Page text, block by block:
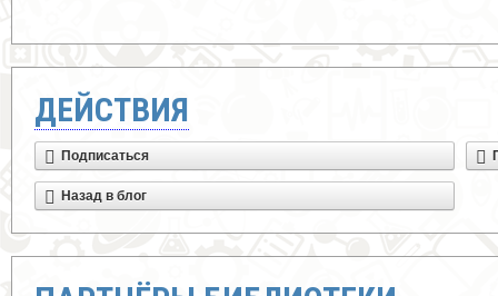
ДЕЙСТВИЯ
Подписаться
Назад в блог